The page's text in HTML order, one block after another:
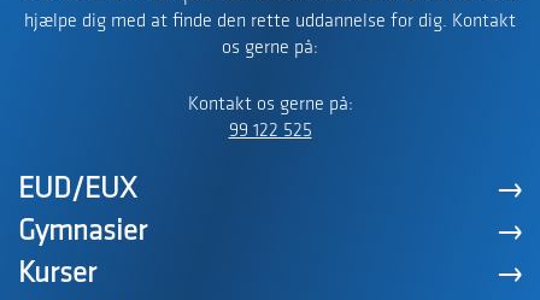
hjælpe dig med at finde den rette uddannelse for dig. Kontakt
os gerne på:
Kontakt os gerne på:
99 122 525
EUD/EUX
Gymnasier
Kurser